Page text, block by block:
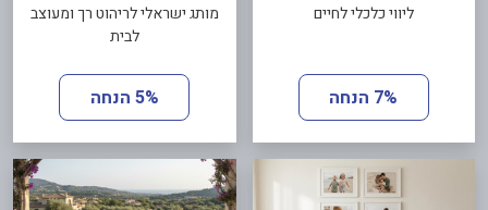
ליווי כלכלי לחיים
7% הנחה
מותג ישראלי לריהוט רך ומעוצב
לבית
5% הנחה